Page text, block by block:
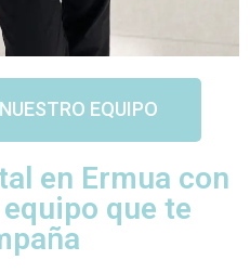
EQUIPO
en Ermua con
que te